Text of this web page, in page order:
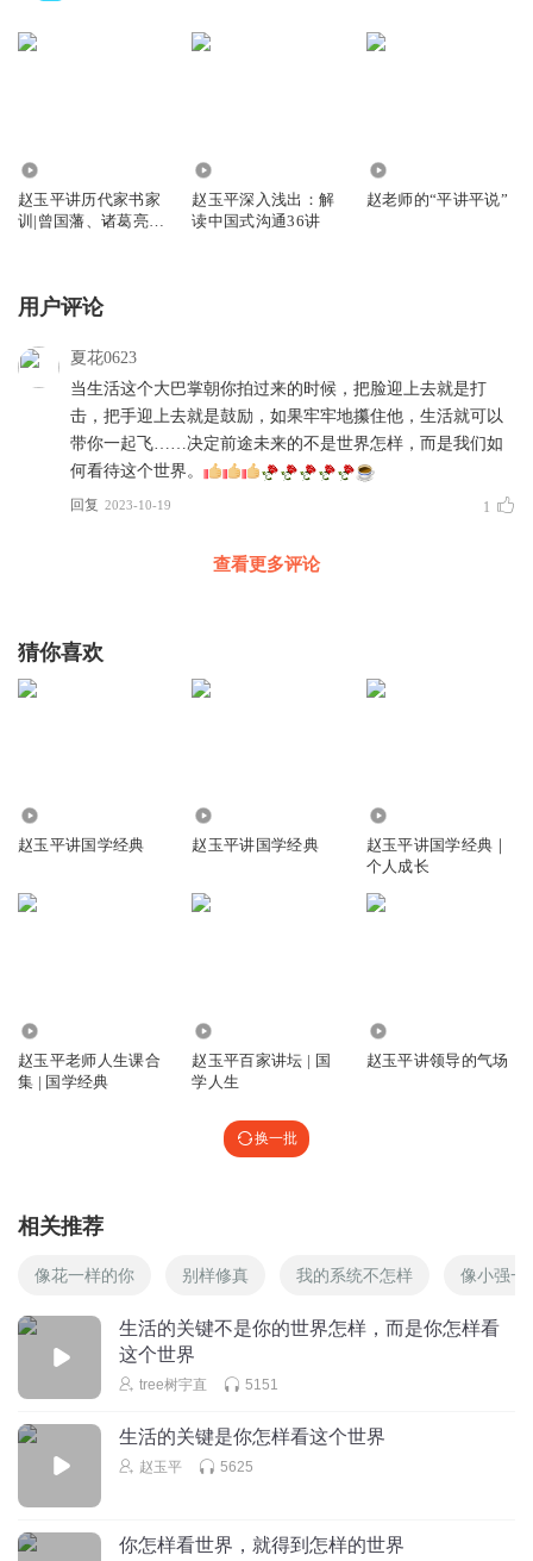
赵玉平讲历代家书家
训|曾国藩、诸葛亮等
赵玉平深入浅出：解
读中国式沟通36讲
赵老师的“平讲平说”
用户评论
夏花0623
当生活这个大巴掌朝你拍过来的时候，把脸迎上去就是打
击，把手迎上去就是鼓励，如果牢牢地攥住他，生活就可以
带你一起飞……决定前途未来的不是世界怎样，而是我们如
何看待这个世界。
回复 2023-10-19 1
查看更多评论
猜你喜欢
赵玉平讲国学经典 赵玉平讲国学经典
赵玉平讲国学经典｜
个人成长
赵玉平老师人生课合
集 | 国学经典
赵玉平百家讲坛 | 国
学人生
赵玉平讲领导的气场
换一批
相关推荐
像花一样的你 别样修真 我的系统不怎样 像小强一
生活的关键不是你的世界怎样，而是你怎样看
这个世界
tree树宇直 5151
生活的关键是你怎样看这个世界
赵玉平 5625
你怎样看世界，就得到怎样的世界